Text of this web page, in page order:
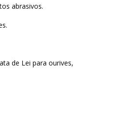
abrasivos.
de Lei para ourives,